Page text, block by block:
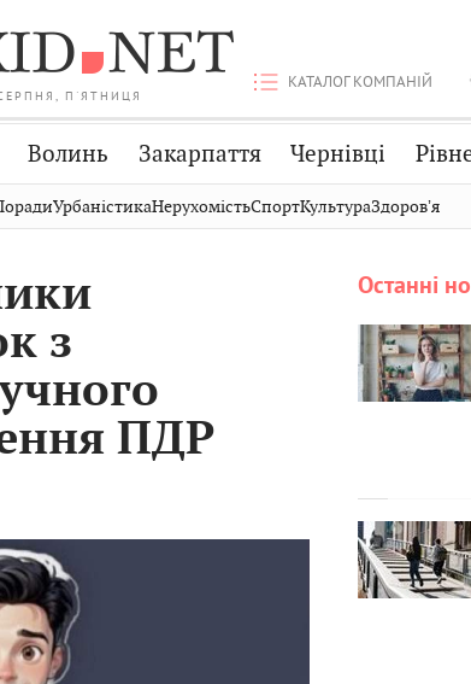
П'ЯТНИЦЯ
КАТАЛОГ КОМПАНІЙ
Волинь Закарпаття Чернівці
Публікації Авто Словко
Спорт
УрбаністикаНерухомістьСпортКультураЗдоровʼя
з
ПДР
Останні